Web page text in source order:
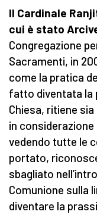
Il Cardinale
cui è stato
Congregazione
Sacramenti, in
come la pratica
fatto diventata la
Chiesa, ritiene
in
vedendo tutte le
portato,
sbagliato
Comunione sulla
diventare la